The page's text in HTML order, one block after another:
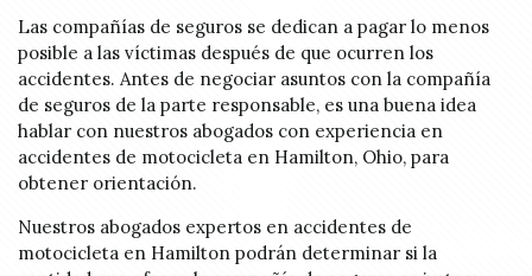
Las compañías de seguros se dedican a pagar lo menos
posible a las víctimas después de que ocurren los
accidentes. Antes de negociar asuntos con la compañía
de seguros de la parte responsable, es una buena idea
hablar con nuestros abogados con experiencia en
accidentes de motocicleta en Hamilton, Ohio, para
obtener orientación.
Nuestros abogados expertos en accidentes de
motocicleta en Hamilton podrán determinar si la